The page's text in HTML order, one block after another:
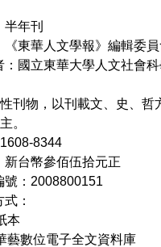
半年刊
《東華人文學報》編輯委員
：國立東華大學人文社會
刊物，以刊載文、史、哲
。
8344
新台幣參佰伍拾元正
號：2008800151
：
本
藝數位電子全文資料庫